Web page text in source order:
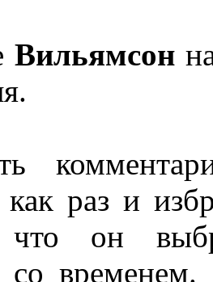
Вильямсон
как раз и
что он
со